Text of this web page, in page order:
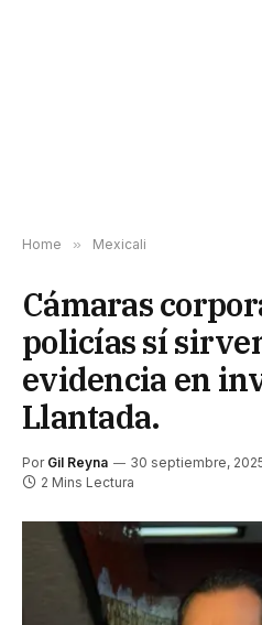
Home » Mexicali
Cámaras
policías sí
evidencia en
Llantada.
Por Gil Reyna 30 septiembre,
2 Mins Lectura